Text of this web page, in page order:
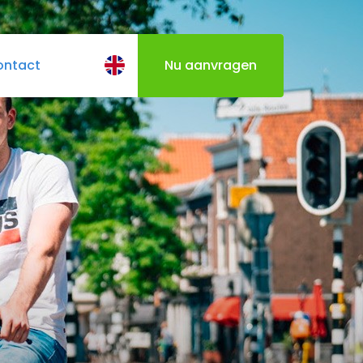
CateringmenuVaren door Utrecht
Nu aanvragen